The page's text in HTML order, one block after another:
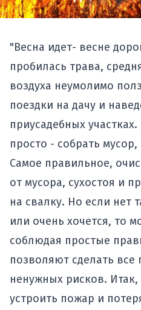
"Весна идет- весне
пробилась трава,
воздуха неумолимо
поездки на дачу и
приусадебных
просто - собрать
Самое правильное,
от мусора, сухостоя и
на свалку. Но если нет
или очень хочется, то
соблюдая простые
позволяют сделать все
ненужных рисков. Итак,
устроить пожар и